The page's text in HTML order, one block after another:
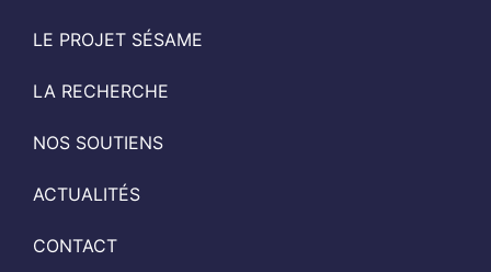
LE PROJET SÉSAME
LA RECHERCHE
NOS SOUTIENS
ACTUALITÉS
CONTACT